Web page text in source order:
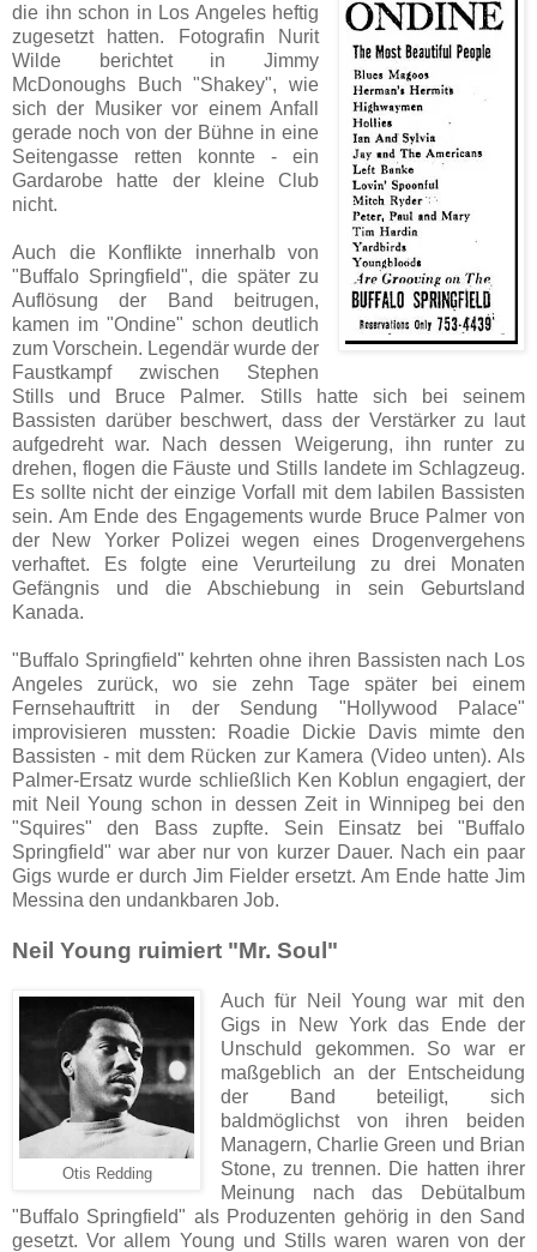
die ihn schon in Los Angeles heftig
zugesetzt hatten. Fotografin Nurit
Wilde berichtet in Jimmy
McDonoughs Buch "Shakey", wie
sich der Musiker vor einem Anfall
gerade noch von der Bühne in eine
Seitengasse retten konnte - ein
Gardarobe hatte der kleine Club
nicht.
Auch die Konflikte innerhalb von
"Buffalo Springfield", die später zu
Auflösung der Band beitrugen,
kamen im "Ondine" schon deutlich
zum Vorschein. Legendär wurde der
Faustkampf zwischen Stephen
Stills und Bruce Palmer. Stills hatte sich bei seinem
Bassisten darüber beschwert, dass der Verstärker zu laut
aufgedreht war. Nach dessen Weigerung, ihn runter zu
drehen, flogen die Fäuste und Stills landete im Schlagzeug.
Es sollte nicht der einzige Vorfall mit dem labilen Bassisten
sein. Am Ende des Engagements wurde Bruce Palmer von
der New Yorker Polizei wegen eines Drogenvergehens
verhaftet. Es folgte eine Verurteilung zu drei Monaten
Gefängnis und die Abschiebung in sein Geburtsland
Kanada.
"Buffalo Springfield" kehrten ohne ihren Bassisten nach Los
Angeles zurück, wo sie zehn Tage später bei einem
Fernsehauftritt in der Sendung "Hollywood Palace"
improvisieren mussten: Roadie Dickie Davis mimte den
Bassisten - mit dem Rücken zur Kamera (Video unten). Als
Palmer-Ersatz wurde schließlich Ken Koblun engagiert, der
mit Neil Young schon in dessen Zeit in Winnipeg bei den
"Squires" den Bass zupfte. Sein Einsatz bei "Buffalo
Springfield" war aber nur von kurzer Dauer. Nach ein paar
Gigs wurde er durch Jim Fielder ersetzt. Am Ende hatte Jim
Messina den undankbaren Job.
Neil Young ruimiert "Mr. Soul"
Otis Redding
Auch für Neil Young war mit den
Gigs in New York das Ende der
Unschuld gekommen. So war er
maßgeblich an der Entscheidung
der Band beteiligt, sich
baldmöglichst von ihren beiden
Managern, Charlie Green und Brian
Stone, zu trennen. Die hatten ihrer
Meinung nach das Debütalbum
"Buffalo Springfield" als Produzenten gehörig in den Sand
gesetzt. Vor allem Young und Stills waren waren von der